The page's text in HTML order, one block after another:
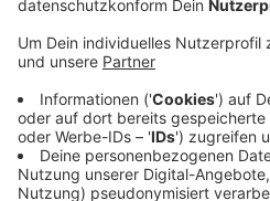
Anzeige
Sie kommen bei der
sofort im Wach- und
Kriminalpolizei zum Einsatz.